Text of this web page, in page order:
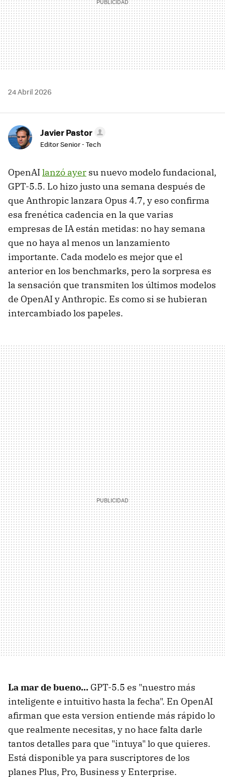
24 Abril 2026
Javier Pastor
Editor Senior - Tech
OpenAIlanzó ayer su nuevo modelo fundacional,
GPT-5.5. Lo hizo justo una semana después de
que Anthropic lanzara Opus 4.7, y eso confirma
esa frenética cadencia en la que varias
empresas de IA están metidas: no hay semana
que no haya al menos un lanzamiento
importante. Cada modelo es mejor que el
anterior en los benchmarks, pero la sorpresa es
la sensación que transmiten los últimos modelos
de OpenAI y Anthropic. Es como si se hubieran
intercambiado los papeles.
La mar de bueno... GPT-5.5 es "nuestro más
inteligente e intuitivo hasta la fecha". En OpenAI
afirman que esta version entiende más rápido lo
que realmente necesitas, y no hace falta darle
tantos detalles para que "intuya" lo que quieres.
Está disponible ya para suscriptores de los
planes Plus, Pro, Business y Enterprise.